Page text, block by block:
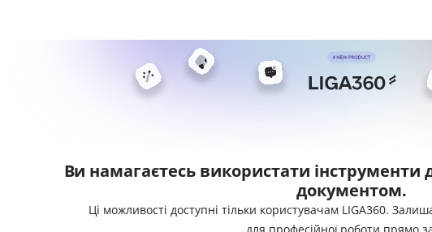
Ви намагаєтесь використати інструменти
документом.
Ці можливості доступні тільки користувачам LIGA360.